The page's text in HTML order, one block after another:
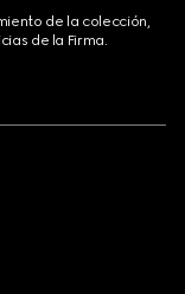
de la colección,
de la Firma.